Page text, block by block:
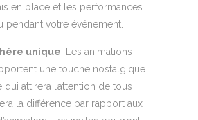
en place et les performances
pendant votre événement.
unique . Les animations
une touche nostalgique
qui attirera l’attention de tous
la différence par rapport aux